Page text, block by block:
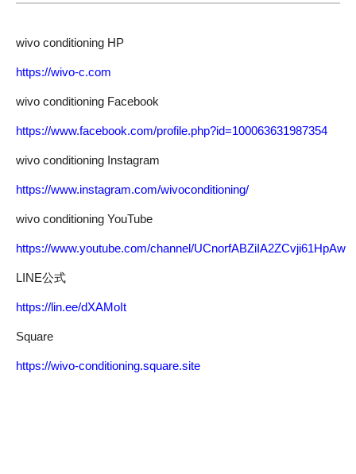
wivo conditioning HP
https://wivo-c.com
wivo conditioning Facebook
https://www.facebook.com/profile.php?id=100063631987354
wivo conditioning Instagram
https://www.instagram.com/wivoconditioning/
wivo conditioning YouTube
https://www.youtube.com/channel/UCnorfABZiIA2ZCvji61HpAw
LINE公式
https://lin.ee/dXAMoIt
Square
https://wivo-conditioning.square.site